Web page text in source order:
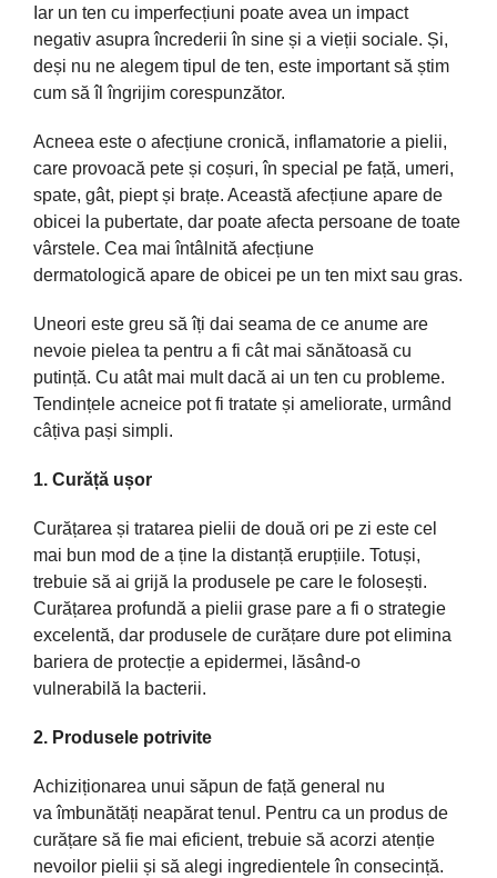
Iar un ten cu imperfecțiuni poate avea un impact
negativ asupra încrederii în sine și a vieții sociale. Și,
deși nu ne alegem tipul de ten, este importantsă știm
cum să îl îngrijim corespunzător.
Acneea este o afecțiune cronică, inflamatorie a pielii,
care provoacă pete și coșuri,în special pe față, umeri,
spate, gât, pieptși brațe. Această afecțiune apare de
obicei la pubertate, dar poate afecta persoane de toate
vârstele. Cea mai întâlnită afecțiune
dermatologică apare de obicei pe un ten mixtsau gras.
Uneori este greu să îți dai seama de ce anume are
nevoie pielea ta pentru a fi cât mai sănătoasă cu
putință. Cu atât mai multdacă ai un ten cu probleme.
Tendințele acneice pot fi tratate și ameliorate, urmând
câțiva pași simpli.
1. Curăță ușor
Curățarea și tratarea pielii de două ori pe zi este cel
mai bun mod de a ține la distanță erupțiile. Totuși,
trebuie să ai grijă la produsele pe care le folosești.
Curățarea profundă a pielii grase pare a fi o strategie
excelentă, dar produsele de curățare dure potelimina
bariera de protecție a epidermei, lăsând-o
vulnerabilă la bacterii.
2. Produsele potrivite
Achiziționarea unui săpun de față general nu
va îmbunătăți neapărattenul. Pentru ca un produs de
curățare să fie mai eficient, trebuie să acorzi atenție
nevoilor pielii și să alegi ingredientele în consecință.